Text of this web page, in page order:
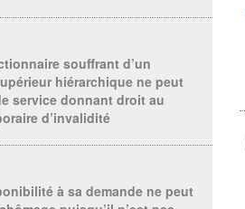
souffrant d’un
hiérarchique ne peut
service donnant droit au
d’invalidité
à sa demande ne peut